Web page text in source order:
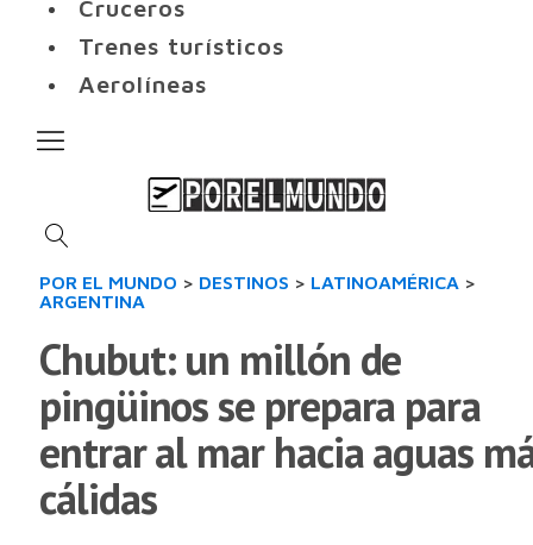
Cruceros
Trenes turísticos
Aerolíneas
POR EL MUNDO > DESTINOS > LATINOAMÉRICA >
ARGENTINA
Chubut: un millón de
pingüinos se prepara para
entrar al mar hacia aguas
cálidas